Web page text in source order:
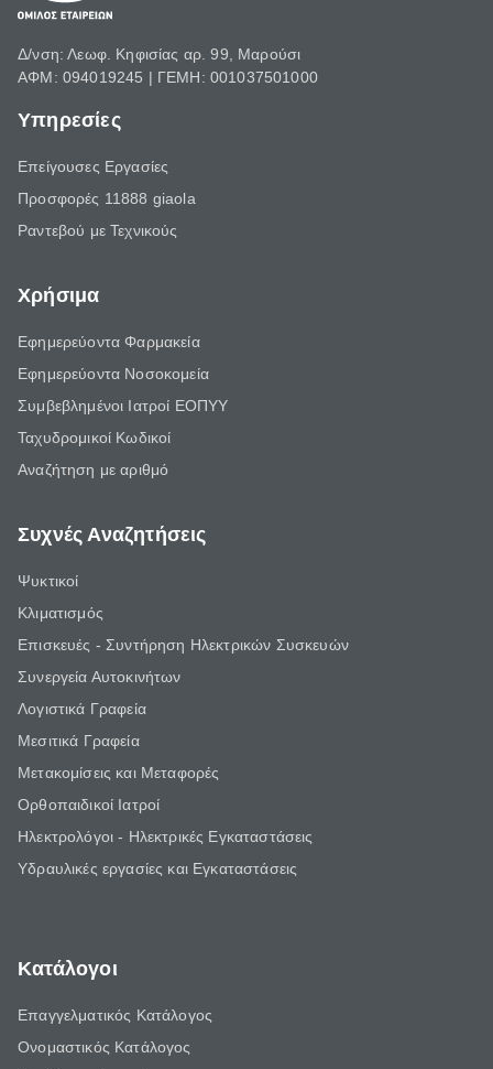
Δ/νση: Λεωφ. Κηφισίας αρ. 99, Μαρούσι
ΑΦΜ: 094019245 | ΓΕΜΗ: 001037501000
Υπηρεσίες
Επείγουσες Εργασίες
Προσφορές 11888 giaola
Ραντεβού με Τεχνικούς
Χρήσιμα
Εφημερεύοντα Φαρμακεία
Εφημερεύοντα Νοσοκομεία
Συμβεβλημένοι Ιατροί ΕΟΠΥΥ
Ταχυδρομικοί Κωδικοί
Αναζήτηση με αριθμό
Συχνές Αναζητήσεις
Ψυκτικοί
Κλιματισμός
Επισκευές - Συντήρηση Ηλεκτρικών Συσκευών
Συνεργεία Αυτοκινήτων
Λογιστικά Γραφεία
Μεσιτικά Γραφεία
Μετακομίσεις και Μεταφορές
Ορθοπαιδικοί Ιατροί
Ηλεκτρολόγοι - Ηλεκτρικές Εγκαταστάσεις
Υδραυλικές εργασίες και Εγκαταστάσεις
Κατάλογοι
Επαγγελματικός Κατάλογος
Ονομαστικός Κατάλογος